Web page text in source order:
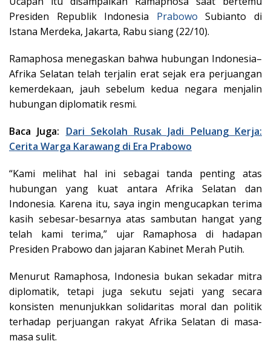
Presiden Republik Indonesia Prabowo Subianto di
Istana Merdeka, Jakarta, Rabu siang (22/10).
Ramaphosa menegaskan bahwa hubungan Indonesia–
Afrika Selatan telah terjalin erat sejak era perjuangan
kemerdekaan, jauh sebelum kedua negara menjalin
hubungan diplomatik resmi.
Baca Juga: Dari Sekolah Rusak Jadi Peluang Kerja:
Cerita Warga Karawang di Era Prabowo
“Kami melihat hal ini sebagai tanda penting atas
hubungan yang kuat antara Afrika Selatan dan
Indonesia. Karena itu, saya ingin mengucapkan terima
kasih sebesar-besarnya atas sambutan hangat yang
telah kami terima,” ujar Ramaphosa di hadapan
Presiden Prabowo dan jajaran Kabinet Merah Putih.
Menurut Ramaphosa, Indonesia bukan sekadar mitra
diplomatik, tetapi juga sekutu sejati yang secara
konsisten menunjukkan solidaritas moral dan politik
terhadap perjuangan rakyat Afrika Selatan di masa-
masa sulit.